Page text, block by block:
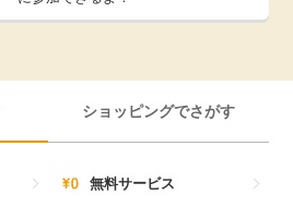
ショッピングでさがす
無料サービス